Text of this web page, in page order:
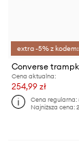
extra -5% z kodem:
Cena aktualna:
254,99 zł
Cena regularna:
Najniższa cena: